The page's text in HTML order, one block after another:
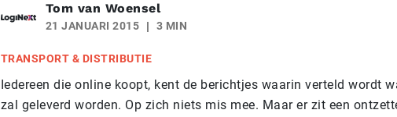
Tom van Woensel
21 JANUARI 2015 3 MIN
TRANSPORT & DISTRIBUTIE
Iedereen die online koopt, kent de berichtjes waarin verteld wordt
zal geleverd worden. Op zich niets mis mee. Maar er zit een